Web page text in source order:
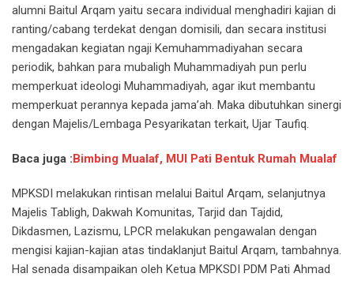
alumni Baitul Arqam yaitu secara individual menghadiri kajian di
ranting/cabang terdekat dengan domisili, dan secara institusi
mengadakan kegiatan ngaji Kemuhammadiyahan secara
periodik, bahkan para mubaligh Muhammadiyah pun perlu
memperkuat ideologi Muhammadiyah, agar ikut membantu
memperkuat perannya kepada jama’ah. Maka dibutuhkan sinergi
dengan Majelis/Lembaga Pesyarikatan terkait, Ujar Taufiq.
Baca juga : Bimbing Mualaf, MUI Pati Bentuk Rumah Mualaf
MPKSDI melakukan rintisan melalui Baitul Arqam, selanjutnya
Majelis Tabligh, Dakwah Komunitas, Tarjid dan Tajdid,
Dikdasmen, Lazismu, LPCR melakukan pengawalan dengan
mengisi kajian-kajian atas tindaklanjut Baitul Arqam, tambahnya.
Hal senada disampaikan oleh Ketua MPKSDI PDM Pati Ahmad